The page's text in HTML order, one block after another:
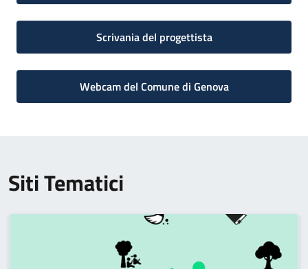
Scrivania del progettista
Webcam del Comune di Genova
Siti Tematici